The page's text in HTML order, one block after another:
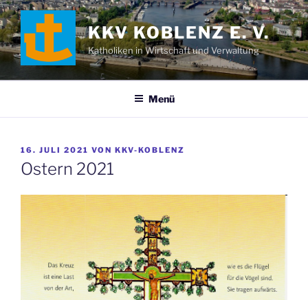
Zum
Inhalt
springen
KKV KOBLENZ E. V.
Katholiken in Wirtschaft und Verwaltung
Menü
VERÖFFENTLICHT
AM
16. JULI 2021 VON KKV-KOBLENZ
Ostern 2021